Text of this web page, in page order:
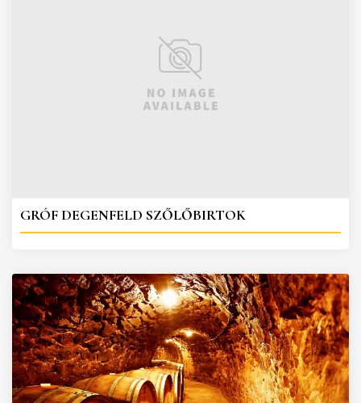
GRÓF DEGENFELD SZŐLŐBIRTOK